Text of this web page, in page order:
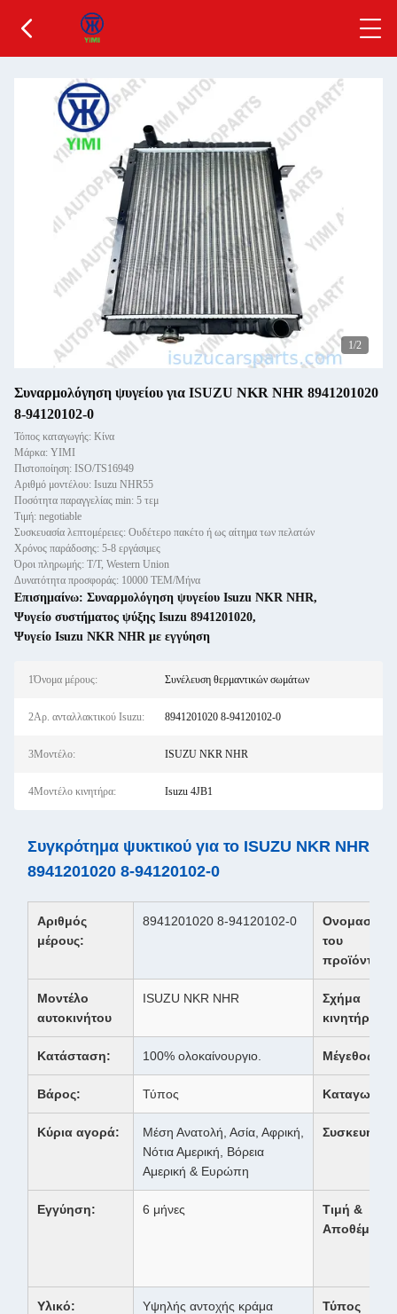
1/2
Συναρμολόγηση ψυγείου για ISUZU NKR NHR 8941201020
8-94120102-0
Τόπος καταγωγής: Κίνα
Μάρκα: YIMI
Πιστοποίηση: ISO/TS16949
Αριθμό μοντέλου: Isuzu NHR55
Ποσότητα παραγγελίας min: 5 τεμ
Τιμή: negotiable
Συσκευασία λεπτομέρειες: Ουδέτερο πακέτο ή ως αίτημα των πελατών
Χρόνος παράδοσης: 5-8 εργάσιμες
Όροι πληρωμής: T/T, Western Union
Δυνατότητα προσφοράς: 10000 ΤΕΜ/Μήνα
Επισημαίνω: Συναρμολόγηση ψυγείου Isuzu NKR NHR,
Ψυγείο συστήματος ψύξης Isuzu 8941201020,
Ψυγείο Isuzu NKR NHR με εγγύηση
1Όνομα μέρους: Συνέλευση θερμαντικών σωμάτων
2Αρ. ανταλλακτικού Isuzu: 8941201020 8-94120102-0
3Μοντέλο: ISUZU NKR NHR
4Μοντέλο κινητήρα: Isuzu 4JB1
Συγκρότημα ψυκτικού για το ISUZU NKR NHR
8941201020 8-94120102-0
Αριθμός
μέρους:
8941201020 8-94120102-0
Ονομασία
του
προϊόντος:
Μοντέλο
αυτοκινήτου
ISUZU NKR NHR
Σχήμα
κινητήρα:
Κατάσταση: 100% ολοκαίνουργιο. Μέγεθος:
Βάρος: Τύπος Καταγωγή:
Κύρια αγορά:
Μέση Ανατολή, Ασία, Αφρική,
Νότια Αμερική, Βόρεια
Αμερική & Ευρώπη
Συσκευή:
Εγγύηση: 6 μήνες
Τιμή &
Αποθέματα:
Υλικό:
Υψηλής αντοχής κράμα
Τύπος